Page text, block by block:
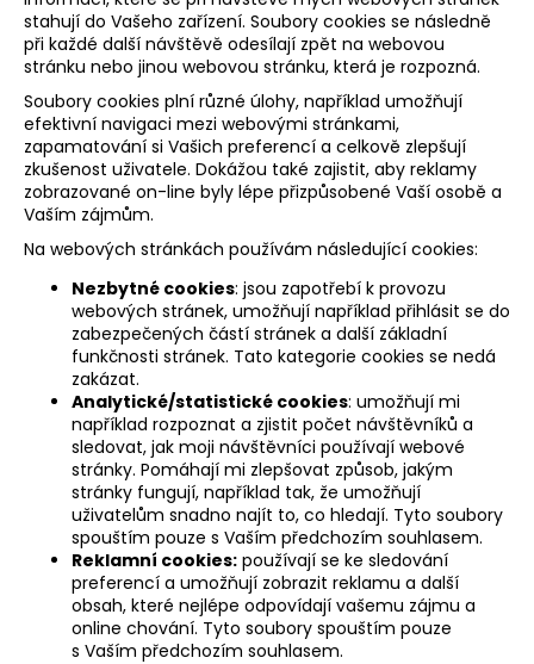
stahují do Vašeho zařízení. Soubory cookies se následně
při každé další návštěvě odesílají zpět na webovou
stránku nebo jinou webovou stránku, která je rozpozná.
Soubory cookies plní různé úlohy, například umožňují
efektivní navigaci mezi webovými stránkami,
zapamatování si Vašich preferencí a celkově zlepšují
zkušenost uživatele. Dokážou také zajistit, aby reklamy
zobrazované on-line byly lépe přizpůsobené Vaší osobě a
Vaším zájmům.
Na webových stránkách používám následující cookies:
Nezbytné cookies: jsou zapotřebí k provozu
webových stránek, umožňují například přihlásit se do
zabezpečených částí stránek a další základní
funkčnosti stránek. Tato kategorie cookies se nedá
zakázat.
Analytické/statistické cookies: umožňují mi
například rozpoznat a zjistit počet návštěvníků a
sledovat, jak moji návštěvníci používají webové
stránky. Pomáhají mi zlepšovat způsob, jakým
stránky fungují, například tak, že umožňují
uživatelům snadno najít to, co hledají. Tyto soubory
spouštím pouze s Vaším předchozím souhlasem.
Reklamní cookies: používají se ke sledování
preferencí a umožňují zobrazit reklamu a další
obsah, které nejlépe odpovídají vašemu zájmu a
online chování. Tyto soubory spouštím pouze
s Vaším předchozím souhlasem.